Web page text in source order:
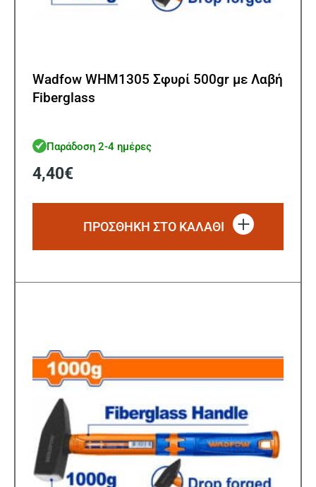
Wadfow WHM1305 Σφυρί 500gr με Λαβή
Fiberglass
Παράδοση 2-4 ημέρες
4,40€
ΠΡΟΣΘΗΚΗ ΣΤΟ ΚΑΛΑΘΙ